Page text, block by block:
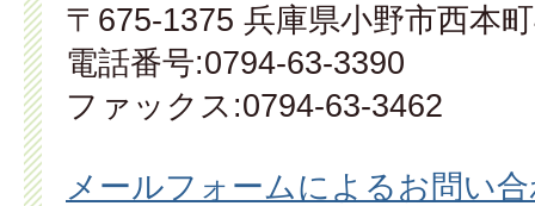
〒675-1375 兵庫県小野市西本
電話番号:0794-63-3390
ファックス:0794-63-3462
メールフォームによるお問い